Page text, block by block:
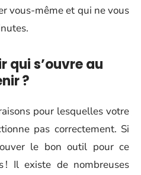
vous-même et qui ne vous
qui s’ouvre au
?
pour lesquelles votre
pas correctement. Si
le bon outil pour ce
! Il existe de nombreuses